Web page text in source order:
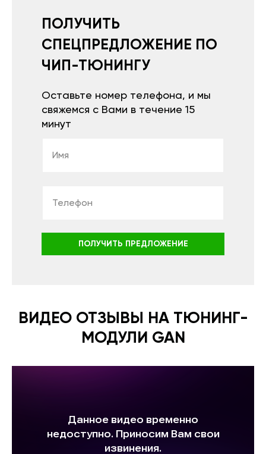
ПОЛУЧИТЬ
СПЕЦПРЕДЛОЖЕНИЕ ПО
ЧИП-ТЮНИНГУ
Оставьте номер телефона, и мы
свяжемся с Вами в течение 15
минут
ПОЛУЧИТЬ ПРЕДЛОЖЕНИЕ
ВИДЕО ОТЗЫВЫ НА ТЮНИНГ-
МОДУЛИ GAN